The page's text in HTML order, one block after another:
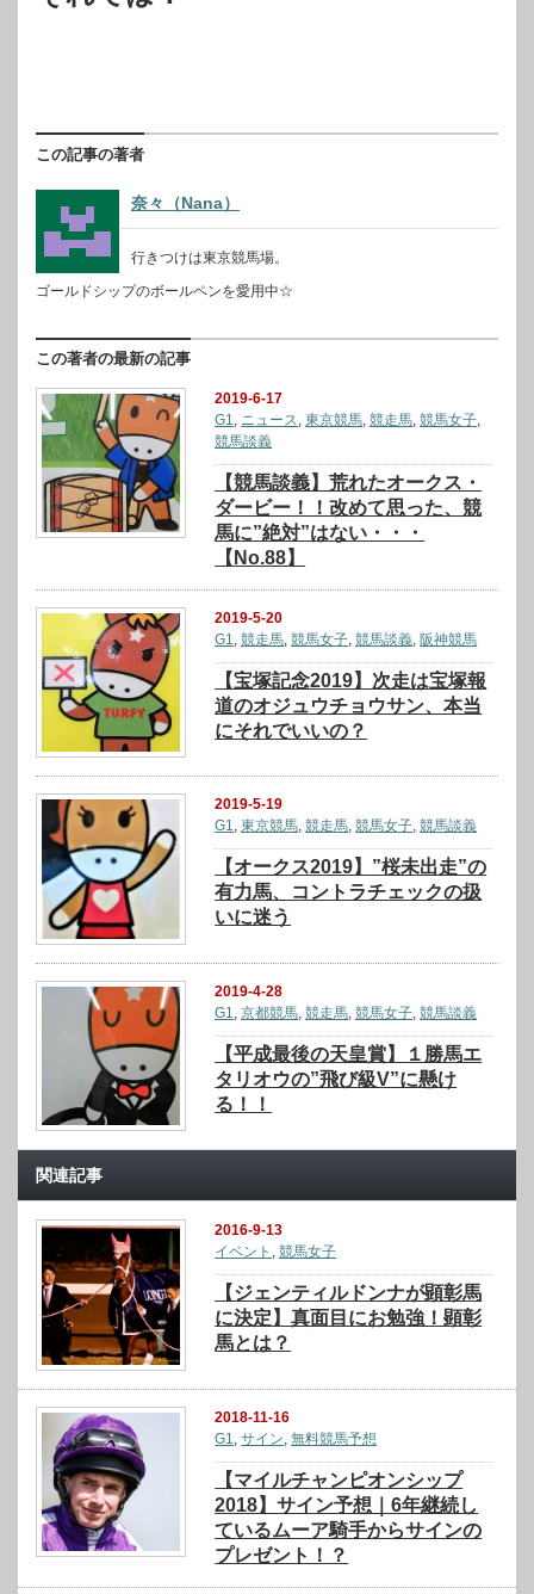
この記事の著者
奈々（Nana）
行きつけは東京競馬場。
ゴールドシップのボールペンを愛用中☆
この著者の最新の記事
2019-6-17
G1, ニュース,東京競馬,競走馬,競馬女子,
競馬談義
【競馬談義】荒れたオークス・
ダービー！！改めて思った、競
馬に”絶対”はない・・・
【No.88】
2019-5-20
G1,競走馬,競馬女子,競馬談義, 阪神競馬
【宝塚記念2019】次走は宝塚報
道のオジュウチョウサン、本当
にそれでいいの？
2019-5-19
G1,東京競馬,競走馬,競馬女子,競馬談義
【オークス2019】”桜未出走”の
有力馬、コントラチェックの扱
いに迷う
2019-4-28
G1,京都競馬,競走馬,競馬女子,競馬談義
【平成最後の天皇賞】１勝馬エ
タリオウの”飛び級V”に懸け
る！！
関連記事
2016-9-13
イベント ,競馬女子
【ジェンティルドンナが顕彰馬
に決定】真面目にお勉強！顕彰
馬とは？
2018-11-16
G1
,サイン ,無料競馬予想
【マイルチャンピオンシップ
2018】サイン予想｜6年継続し
ているムーア騎手からサインの
プレゼント！？